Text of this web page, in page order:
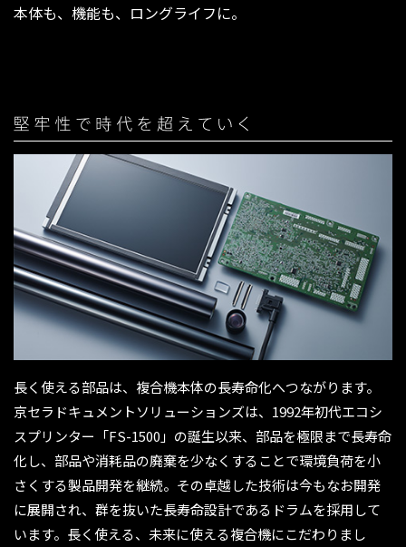
本体も、機能も、ロングライフに。
長く使える部品は、複合機本体の長寿命化へつながります。
京セラドキュメントソリューションズは、1992年初代エコシ
スプリンター「FS-1500」の誕生以来、部品を極限まで長寿命
化し、部品や消耗品の廃棄を少なくすることで環境負荷を小
さくする製品開発を継続。その卓越した技術は今もなお開発
に展開され、群を抜いた長寿命設計であるドラムを採用して
います。長く使える、未来に使える複合機にこだわりまし